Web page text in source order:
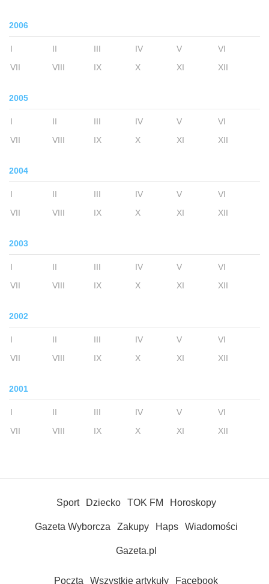
2006
I II III IV V
VI
VII
VIII IX X XI XII
2005
I II III IV V
VI
VII
VIII IX X XI XII
2004
I II III IV V
VI
VII
VIII IX X XI XII
2003
I II III IV V
VI
VII
VIII IX X XI XII
2002
I II III IV V
VI
VII
VIII IX X XI XII
2001
I II III IV V
VI
VII
VIII IX X XI XII
Sport Dziecko TOK FM Horoskopy
Gazeta Wyborcza Zakupy Haps Wiadomości
Gazeta.pl
Poczta Wszystkie artykuły Facebook